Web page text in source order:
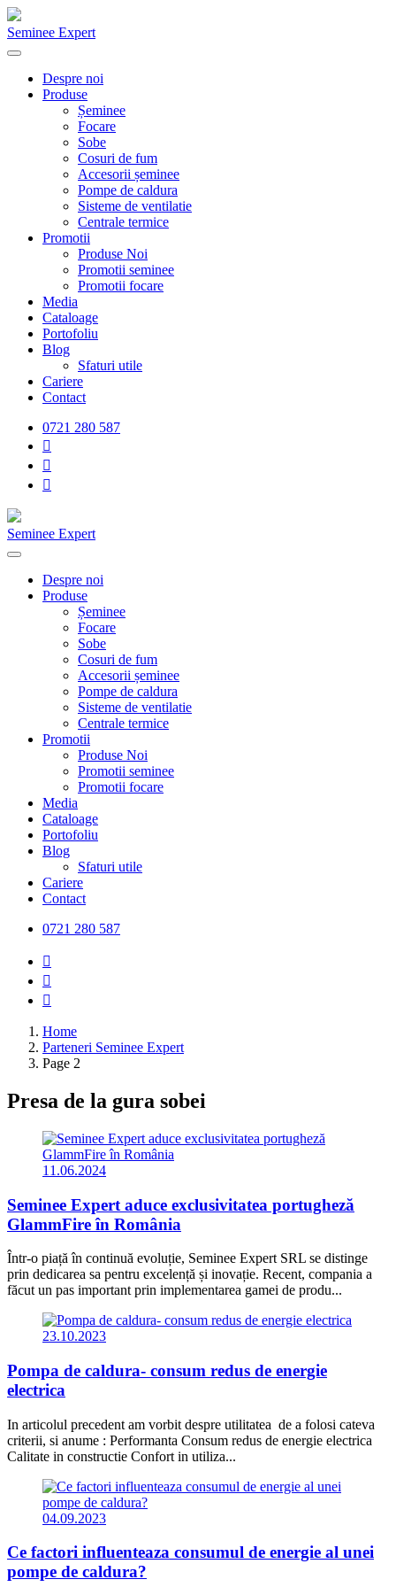
Seminee Expert
Despre noi
Produse
Șeminee
Focare
Sobe
Cosuri de fum
Accesorii șeminee
Pompe de caldura
Sisteme de ventilatie
Centrale termice
Promotii
Produse Noi
Promotii seminee
Promotii focare
Media
Cataloage
Portofoliu
Blog
Sfaturi utile
Cariere
Contact
0721 280 587
Seminee Expert
Despre noi
Produse
Șeminee
Focare
Sobe
Cosuri de fum
Accesorii șeminee
Pompe de caldura
Sisteme de ventilatie
Centrale termice
Promotii
Produse Noi
Promotii seminee
Promotii focare
Media
Cataloage
Portofoliu
Blog
Sfaturi utile
Cariere
Contact
0721 280 587
Home
Parteneri Seminee Expert
Page 2
Presa de la gura sobei
11.06.2024
Seminee Expert aduce exclusivitatea portugheză
GlammFire în România
Într-o piață în continuă evoluție, Seminee Expert SRL se distinge
prin dedicarea sa pentru excelență și inovație. Recent, compania a
făcut un pas important prin implementarea gamei de produ...
23.10.2023
Pompa de caldura- consum redus de energie
electrica
In articolul precedent am vorbit despre utilitatea de a folosi cateva
criterii, si anume : Performanta Consum redus de energie electrica
Calitate in constructie Confort in utiliza...
04.09.2023
Ce factori influenteaza consumul de energie al unei
pompe de caldura?